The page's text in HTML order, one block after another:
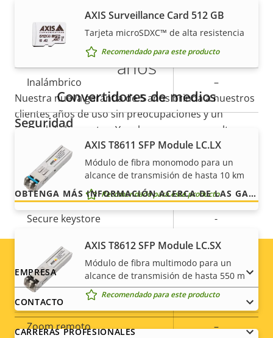
propiedad
propiedad
de
propiedad
Valor de
la
4
Inalámbrico –
Seguridad
Descripción
de
propiedad
Valor de
la
propiedad
Sistema operativo firmado Sí
Arranque seguro –
Secure keystore -
General
Descripción
de
propiedad
Valor de
la
propiedad
Enfoque remoto
Zoom remoto –
AXIS Surveillance Card 512 GB
Tarjeta microSDXC™ de alta resistencia
Recomendado para este producto
Convertidores de medios
AXIS T8611 SFP Module LC.LX
Módulo de fibra monomodo para un
alcance de transmisión de hasta 10 km
Recomendado para este producto
AXIS T8612 SFP Module LC.SX
Módulo de fibra multimodo para un
alcance de transmisión de hasta 550 m
Recomendado para este producto
Más tranquilidad para el
cliente con una garantía de 5
años
Nuestra nueva garantía de 5 años brinda a nuestros
clientes años de uso sin preocupaciones y un
control de los costes. Y no hay sorpresas ocultas en
la factura, lo que prometemos es exactamente lo
que recibe.
OBTENGA MÁS INFORMACIÓN ACERCA DE LAS GARANTÍAS DE AXIS
Footer
menu
EMPRESA
CONTACTO
CARRERAS PROFESIONALES